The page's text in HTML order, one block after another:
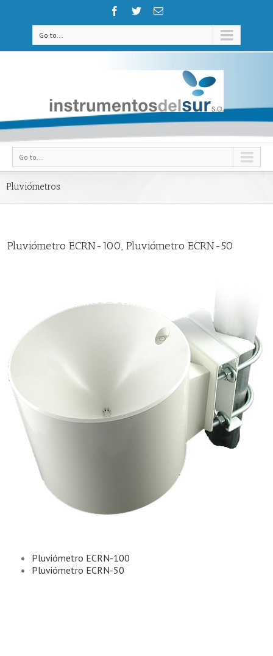
Go to...
Go to...
Pluviómetros
Pluviómetro ECRN-100, Pluviómetro ECRN-50
Pluviómetro ECRN-100
Pluviómetro ECRN-50